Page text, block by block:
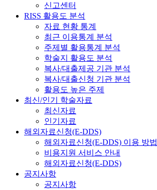
신고센터
RISS 활용도 분석
자료 현황 통계
최근 이용통계 분석
주제별 활용통계 분석
학술지 활용도 분석
복사/대출제공 기관 분석
복사/대출신청 기관 분석
활용도 높은 주제
최신/인기 학술자료
최신자료
인기자료
해외자료신청(E-DDS)
해외자료신청(E-DDS) 이용 방법
비용지원 서비스 안내
해외자료신청(E-DDS)
공지사항
공지사항